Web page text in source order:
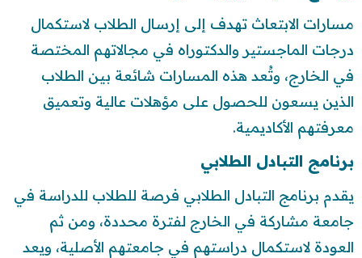
مسارات الابتعاث تهدف إلى إرسال الطلاب لاستكمال
درجات الماجستير والدكتوراه في مجالاتهم المختصة
في الخارج، وتُعد هذه المسارات شائعة بين الطلاب
الذين يسعون للحصول على مؤهلات عالية وتعميق
معرفتهم الأكاديمية.
برنامج التبادل الطلابي
يقدم برنامج التبادل الطلابي فرصة للطلاب للدراسة في
جامعة مشاركة في الخارج لفترة محددة، ومن ثم
العودة لاستكمال دراستهم في جامعتهم الأصلية، ويعد